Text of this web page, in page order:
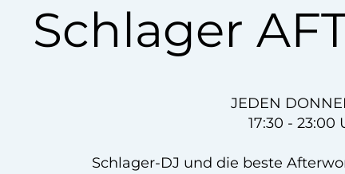
Schlager
JEDEN
17:30 - 23:00
Schlager-DJ und die beste